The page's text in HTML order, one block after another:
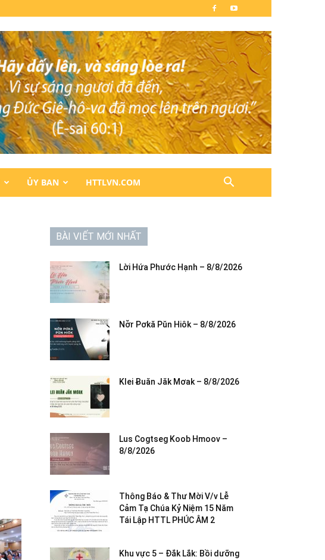
ỦY BAN HTTLVN.COM
BÀI VIẾT MỚI NHẤT
Lời Hứa Phước Hạnh – 8/8/2026
Nơ̆r Pơkă Pŭn Hiôk – 8/8/2026
Klei Ƀuăn Jăk Mơak – 8/8/2026
Lus Cogtseg Koob Hmoov –
8/8/2026
Thông Báo & Thư Mời V/v Lễ
Cảm Tạ Chúa Kỷ Niệm 15 Năm
Tái Lập HTTL PHÚC ÂM 2
Khu vực 5 – Đắk Lắk: Bồi dưỡng